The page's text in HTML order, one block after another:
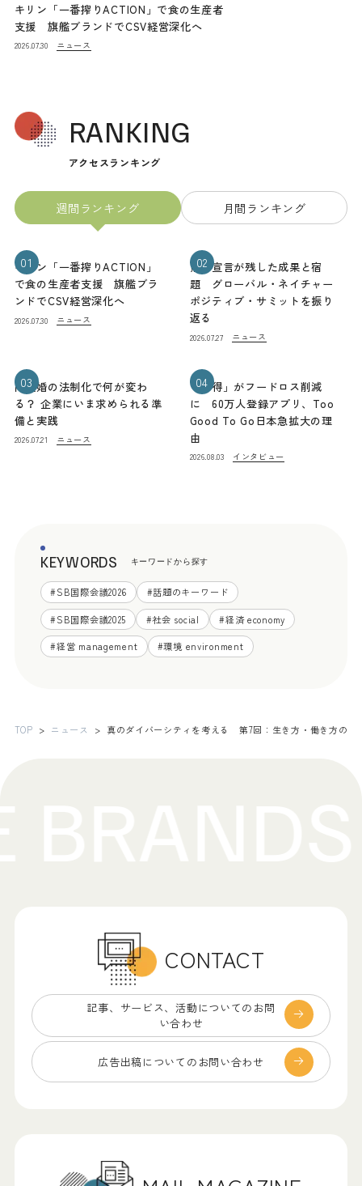
キリン「一番搾りACTION」で食の生産者
支援 旗艦ブランドでCSV経営深化へ
2026.07.30 ニュース
RANKING
アクセスランキング
週間ランキング 月間ランキング
01
キリン「一番搾りACTION」
で食の生産者支援 旗艦ブラ
ンドでCSV経営深化へ
2026.07.30 ニュース
02
熊本宣言が残した成果と宿
題 グローバル・ネイチャー
ポジティブ・サミットを振り
返る
2026.07.27 ニュース
03
同性婚の法制化で何が変わ
る？ 企業にいま求められる準
備と実践
2026.07.21 ニュース
04
「お得」がフードロス削減
に 60万人登録アプリ、Too
Good To Go日本急拡大の理
由
2026.08.03 インタビュー
KEYWORDS キーワードから探す
#SB国際会議2026 #話題のキーワード
#SB国際会議2025 #社会 social #経済 economy
#経営 management #環境 environment
TOP ニュース 真のダイバーシティを考える 第7回：生き方・働き方の多
CONTACT
記事、サービス、 活動についてのお問
い合わせ
広告出稿についての お問い合わせ